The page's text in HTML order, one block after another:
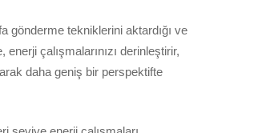
gönderme tekniklerini aktardığı ve
çalışmalarınızı derinleştirir,
daha geniş bir perspektifte